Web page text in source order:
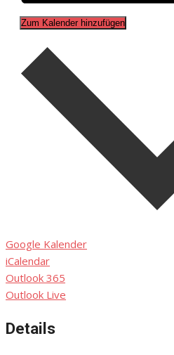
Zum Kalender hinzufügen
Google Kalender
iCalendar
Outlook 365
Outlook Live
Details